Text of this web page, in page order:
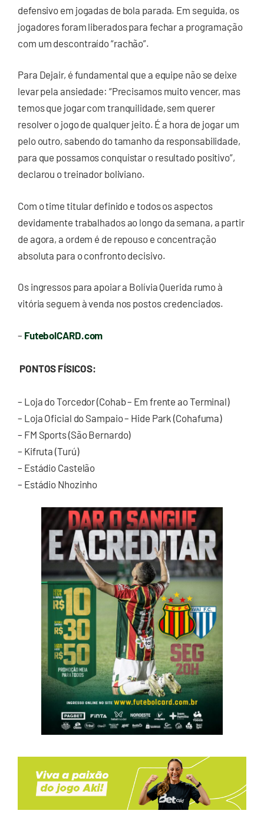
defensivo em jogadas de bola parada. Em seguida, os
jogadores foram liberados para fechar a programação
com um descontraído “rachão”.
Para Dejair, é fundamental que a equipe não se deixe
levar pela ansiedade: “Precisamos muito vencer, mas
temos que jogar com tranquilidade, sem querer
resolver o jogo de qualquer jeito. É a hora de jogar um
pelo outro, sabendo do tamanho da responsabilidade,
para que possamos conquistar o resultado positivo”,
declarou o treinador boliviano.
Com o time titular definido e todos os aspectos
devidamente trabalhados ao longo da semana, a partir
de agora, a ordem é de repouso e concentração
absoluta para o confronto decisivo.
Os ingressos para apoiar a Bolívia Querida rumo à
vitória seguem à venda nos postos credenciados.
– FutebolCARD.com
PONTOS FÍSICOS:
– Loja do Torcedor (Cohab – Em frente ao Terminal)
– Loja Oficial do Sampaio – Hide Park (Cohafuma)
– FM Sports (São Bernardo)
– Kifruta (Turú)
– Estádio Castelão
– Estádio Nhozinho